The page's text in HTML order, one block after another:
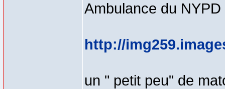
Ambulance du NYPD
http://
un " petit peu" de